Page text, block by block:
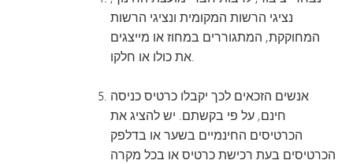
נציגי הרשות המקומית ונציגי הרשות
המחוקקת, המתגוררים במחוז או מייצגים
את כולו או חלקו.
אנשים הזכאים לכך יקבלו כרטיס כניסה
חינם, על פי בקשתם. יש להציג את
הכרטיסים החינמיים בשער או בדלפק
הכרטיסים בעת רכישת כרטיס או בכל מקרה